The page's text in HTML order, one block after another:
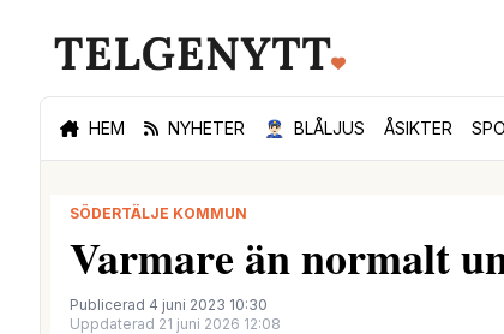
HEM NYHETER 👮🏻‍♂️ BLÅLJUS ÅSIKTER
SÖDERTÄLJE KOMMUN
Varmare än normalt
Publicerad 4 juni 2023 10:30
Uppdaterad 21 juni 2026 12:08